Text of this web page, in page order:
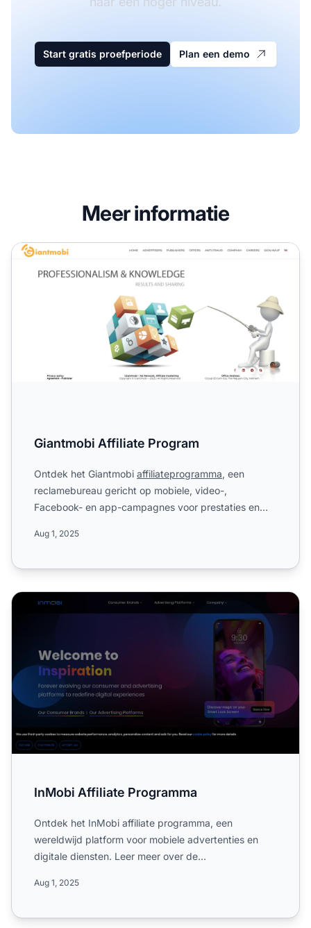
Start gratis proefperiode Plan een demo
Meer informatie
Giantmobi Affiliate Program
Giantmobi Affiliate Program
Ontdek het Giantmobi affiliateprogramma, een
reclamebureau gericht op mobiele, video-,
Facebook- en app-campagnes voor prestaties en
Aug 1, 2025
InMobi Affiliate Programma
InMobi Affiliate Programma
Ontdek het InMobi affiliate programma, een
wereldwijd platform voor mobiele advertenties en
digitale diensten. Leer meer over de
Aug 1, 2025